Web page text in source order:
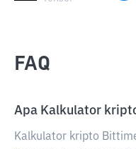
FAQ
Apa Kalkulator
Kalkulator kripto